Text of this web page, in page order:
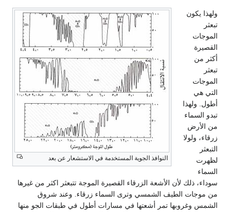
النوافذ الجوية المستخدمة في الاستشعار عن بعد
ولهذا يكون
تبعثر
الموجات
القصيرة
أكثر من
تبعثر
الموجات
التي هي
أطول. ولهذا
تبدو السماء
من الأرض
زرقاء، ولولا
التبعثر
لظهرت
السماء
سوداء، ذلك لأن الأشعة الزرقاء القصيرة الموجة تتبعثر اكثر من غيرها
من موجات الطيف الشمسي وترى السماء زرقاء. وعند شروق
الشمس وغروبها تمر أشعتها في مسارات أطول في طبقات الجو منها